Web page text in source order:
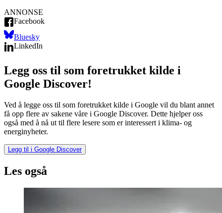
ANNONSE
Facebook
Bluesky
LinkedIn
Legg oss til som foretrukket kilde i
Google Discover!
Ved å legge oss til som foretrukket kilde i Google vil du blant annet
få opp flere av sakene våre i Google Discover. Dette hjelper oss
også med å nå ut til flere lesere som er interessert i klima- og
energinyheter.
Legg til i Google Discover
Les også